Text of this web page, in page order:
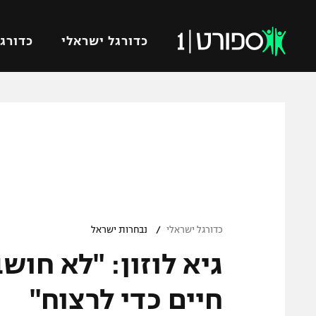
כדורגל ישראלי
ברחבה
"מעל הליגה" – פודקאסט
"מחצית בשכונה" – פודקאסט
מכבי
בית"ר
כדורגל ישראלי / נבחרות ישראל
גיא לוזון: "לא
חיים כדי לרצוח"